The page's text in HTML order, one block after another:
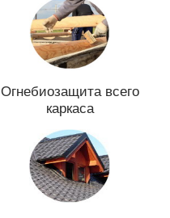
Огнебиозащита всего
каркаса